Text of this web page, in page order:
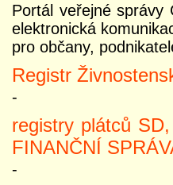
Portál veřejné správy
elektronická
pro občany,
Registr
-
registry plátců
FINANČNÍ
-